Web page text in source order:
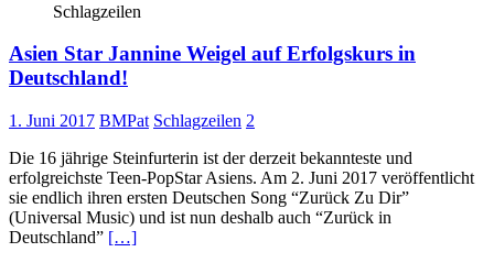
Schlagzeilen
Asien Star Jannine Weigel auf Erfolgskurs in
Deutschland!
1. Juni 2017 BMPat Schlagzeilen 2
Die 16 jährige Steinfurterin ist der derzeit bekannteste und
erfolgreichste Teen-PopStar Asiens. Am 2. Juni 2017 veröffentlicht
sie endlich ihren ersten Deutschen Song “Zurück Zu Dir”
(Universal Music) und ist nun deshalb auch “Zurück in
Deutschland” […]